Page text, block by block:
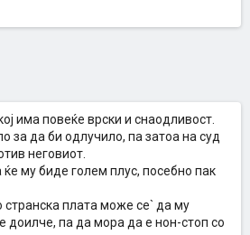
има повеќе врски и снаодливост.
за да би одлучило, па затоа на суд
неговиот.
му биде голем плус, посебно пак
странска плата може се` да му
доилче, па да мора да е нон-стоп со